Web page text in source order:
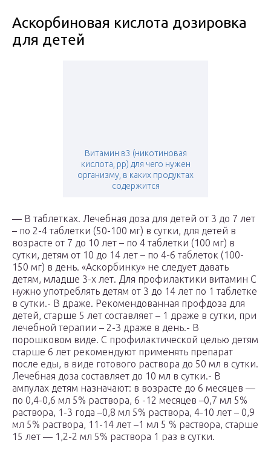
Аскорбиновая кислота дозировка
для детей
Витамин в3 (никотиновая
кислота, pp) для чего нужен
организму, в каких продуктах
содержится
— В таблетках. Лечебная доза для детей от 3 до 7 лет
– по 2-4 таблетки (50-100 мг) в сутки, для детей в
возрасте от 7 до 10 лет – по 4 таблетки (100 мг) в
сутки, детям от 10 до 14 лет – по 4-6 таблеток (100-
150 мг) в день. «Аскорбинку» не следует давать
детям, младше 3-х лет. Для профилактики витамин С
нужно употреблять детям от 3 до 14 лет по 1 таблетке
в сутки.- В драже. Рекомендованная профдоза для
детей, старше 5 лет составляет – 1 драже в сутки, при
лечебной терапии – 2-3 драже в день.- В
порошковом виде. С профилактической целью детям
старше 6 лет рекомендуют применять препарат
после еды, в виде готового раствора до 50 мл в сутки.
Лечебная доза составляет до 10 мл в сутки.- В
ампулах детям назначают: в возрасте до 6 месяцев —
по 0,4-0,6 мл 5% раствора, 6 -12 месяцев –0,7 мл 5%
раствора, 1-3 года –0,8 мл 5% раствора, 4-10 лет – 0,9
мл 5% раствора, 11-14 лет –1 мл 5 % раствора, старше
15 лет — 1,2-2 мл 5% раствора 1 раз в сутки.